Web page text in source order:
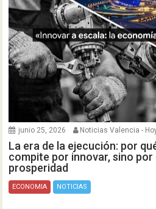
junio 25, 2026 Noticias Valencia -
La era de la ejecución: por
compite por innovar, sino
prosperidad
ECONOMIA NOTICIAS